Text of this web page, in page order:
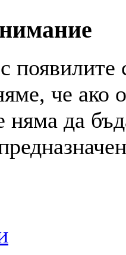
появилите
че ако
няма да